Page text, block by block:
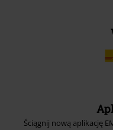
Ściągnij nową aplikację